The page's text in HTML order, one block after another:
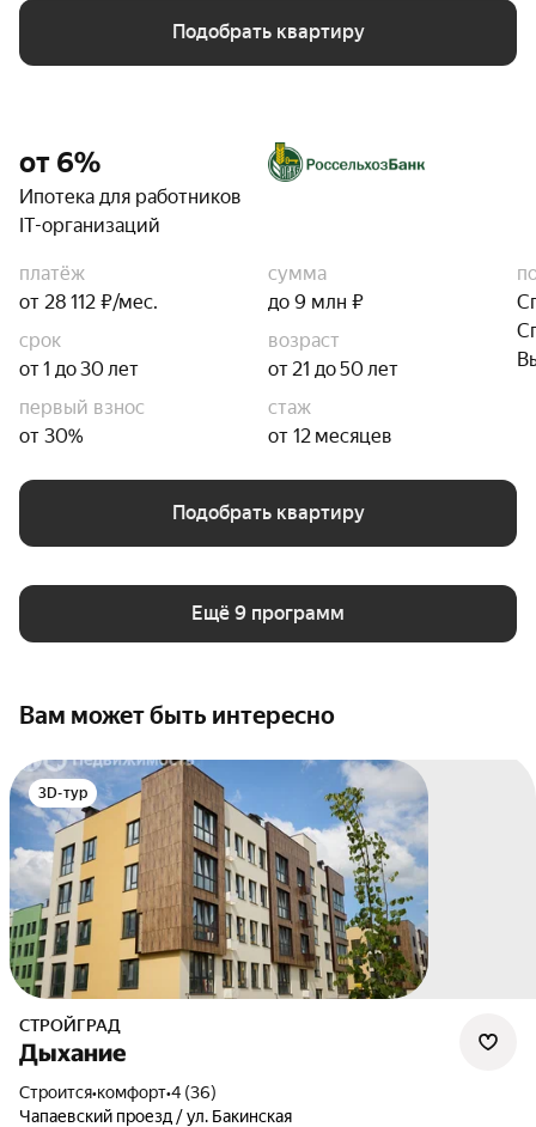
Подобрать квартиру
от 6%
Ипотека для работников
IT-организаций
платёж
от 28 112 ₽/мес.
сумма
до 9 млн ₽
срок
от 1 до 30 лет
возраст
от 21 до 50 лет
первый взнос
от 30%
стаж
от 12 месяцев
Подобрать квартиру
Ещё 9 программ
Вам может быть интересно
3D-тур
СТРОЙГРАД
Дыхание
Строится•комфорт•4 (36)
Чапаевский проезд / ул. Бакинская